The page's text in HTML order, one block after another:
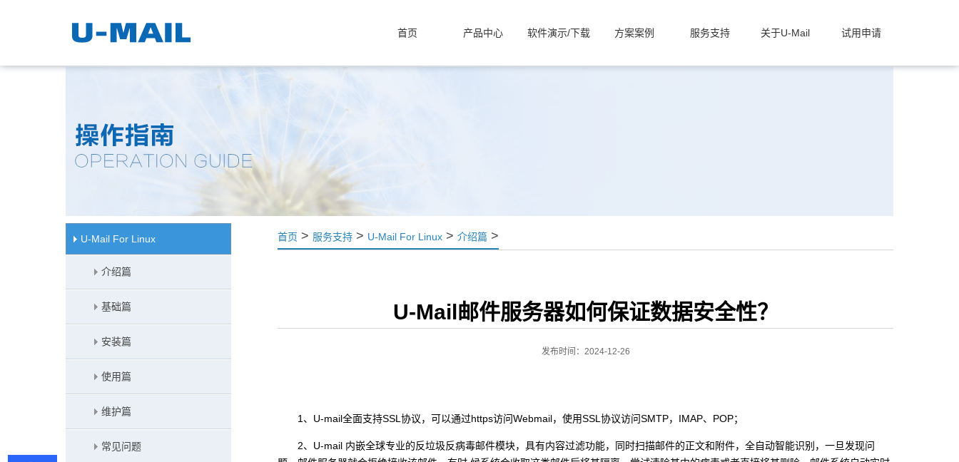
首页 产品中心 软件演示/下载 方案案例 服务支持 关于U-Mail 试用申请
U-Mail For Linux
介绍篇
基础篇
安装篇
使用篇
维护篇
常见问题
首页 > 服务支持 > U-Mail For Linux > 介绍篇 >
U-Mail邮件服务器如何保证数据安全性？
发布时间：2024-12-26
1、U-mail全面支持SSL协议，可以通过https访问Webmail，使用SSL协议访问SMTP，IMAP、POP；
2、U-mail 内嵌全球专业的反垃圾反病毒邮件模块，具有内容过滤功能，同时扫描邮件的正文和附件，全自动智能识别，一旦发现问